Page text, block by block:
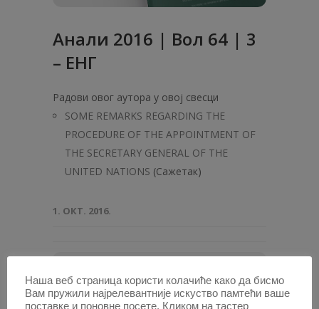
Анали 2016 | Вол 64 | 3
– ЕНГ
Радови овог аутора у овој свесци
SOME REMARKS REGARDING THE
PROCEDURE OF THE APPOINTMENT OF
THE SECRETARY GENERAL OF THE
UNITED NATIONS (Сажетак)
1. ОКТ. 2016.
ПОТРАЖИТЕ АУТОРА /
Наша веб страница користи колачиће како да бисмо
Вам пружили најрелевантније искуство памтећи ваше
поставке и поновне посете. Кликом на тастер